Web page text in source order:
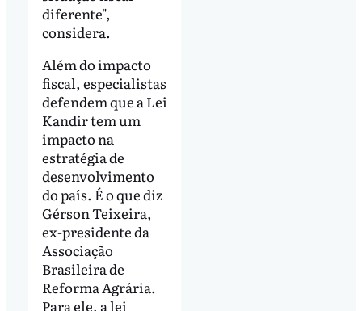
diferente",
considera.
Além do impacto
fiscal, especialistas
defendem que a Lei
Kandir tem um
impacto na
estratégia de
desenvolvimento
do país. É o que diz
Gérson Teixeira,
ex-presidente da
Associação
Brasileira de
Reforma Agrária.
Para ele, a lei